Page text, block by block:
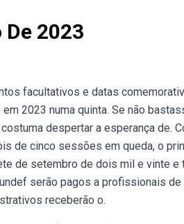
De 2023
facultativos e datas
2023 numa quinta. Se não
despertar a esperança de.
de cinco sessões em queda, o
de setembro de dois mil e vinte
serão pagos a profissionais
receberão o.